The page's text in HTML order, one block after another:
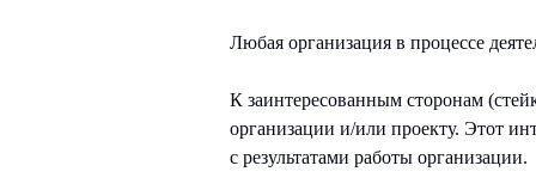
Любая организация в процессе
К заинтересованным сторонам
организации и/или проекту. Этот
с результатами работы организации.